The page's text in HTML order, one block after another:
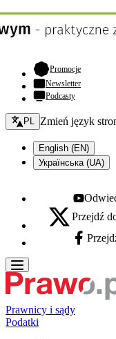
Promocje- otwiera
Newsletter
Podcasty
Zmień język - bieżący:
PL Zmień język
English (EN)
Українська (UA)
Youtube -
X - otwiera się w
Przejdź
Facebook -
Prawnicy i sądy
Podatki